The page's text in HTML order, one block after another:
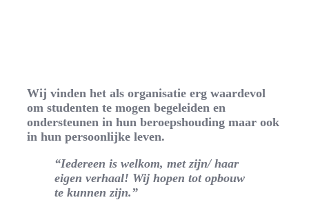
Wij vinden het als organisatie erg waardevol
om studenten te mogen begeleiden en
ondersteunen in hun beroepshouding maar ook
in hun persoonlijke leven.
“Iedereen is welkom, met zijn/ haar
eigen verhaal! Wij hopen tot opbouw
te kunnen zijn.”